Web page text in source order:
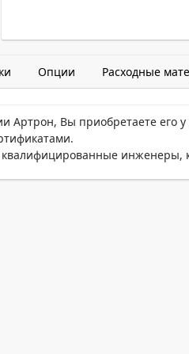
Опции Расходные
Артрон, Вы приобретаете
инженеры,